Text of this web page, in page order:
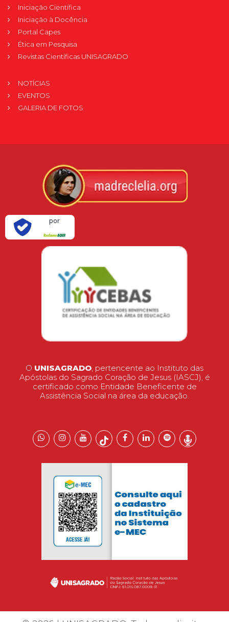
Iniciação Científica
Iniciação à Docência
Portal Capes
Ética em Pesquisa
Revistas Científicas UNISAGRADO
NOTÍCIAS
EVENTOS
GALERIA DE FOTOS
por
O UNISAGRADO, pertencente ao Instituto das
Apóstolas do Sagrado Coração de Jesus (IASCJ), é
certificado como Entidade Beneficente de
Assistência Social na área da educação.